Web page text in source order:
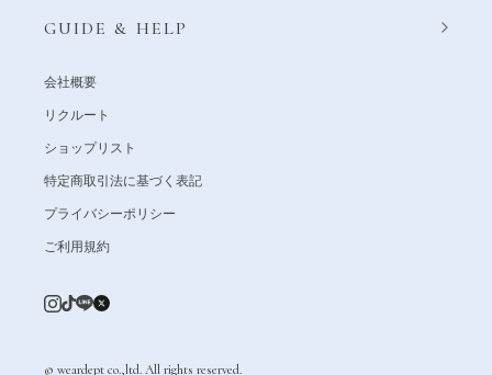
GUIDE & HELP
会社概要
リクルート
ショップリスト
特定商取引法に基づく表記
プライバシーポリシー
ご利用規約
© weardept co.,ltd. All rights reserved.